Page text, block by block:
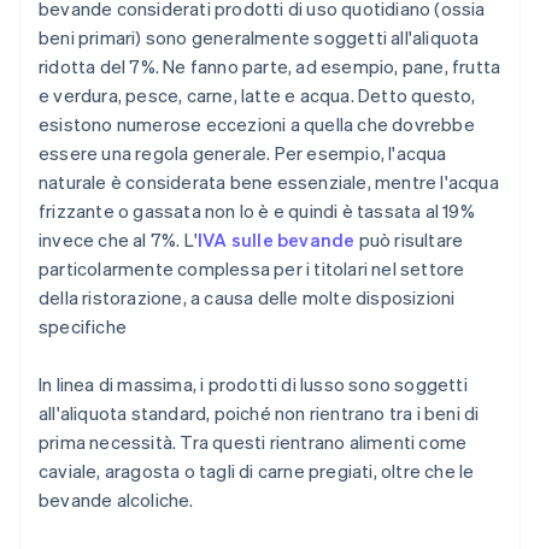
bevande considerati prodotti di uso quotidiano (ossia
beni primari) sono generalmente soggetti all'aliquota
ridotta del 7%. Ne fanno parte, ad esempio, pane, frutta
e verdura, pesce, carne, latte e acqua. Detto questo,
esistono numerose eccezioni a quella che dovrebbe
essere una regola generale. Per esempio, l'acqua
naturale è considerata bene essenziale, mentre l'acqua
frizzante o gassata non lo è e quindi è tassata al 19%
invece che al 7%. L'IVA sulle bevande può risultare
particolarmente complessa per i titolari nel settore
della ristorazione, a causa delle molte disposizioni
specifiche
In linea di massima, i prodotti di lusso sono soggetti
all'aliquota standard, poiché non rientrano tra i beni di
prima necessità. Tra questi rientrano alimenti come
caviale, aragosta o tagli di carne pregiati, oltre che le
bevande alcoliche.